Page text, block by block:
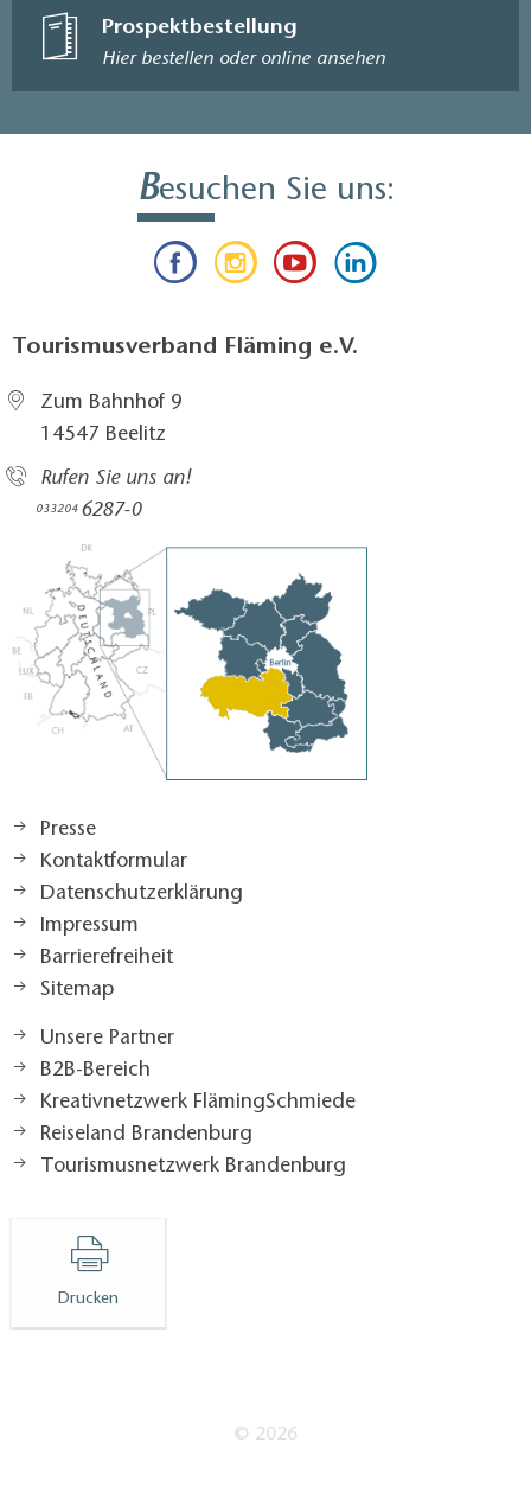
Prospektbestellung
Hier bestellen oder online ansehen
Besuchen Sie uns:
Tourismusverband Fläming e.V.
Zum Bahnhof 9
14547 Beelitz
Rufen Sie uns an!
033204 6287-0
Presse
Kontaktformular
Datenschutzerklärung
Impressum
Barrierefreiheit
Sitemap
Unsere Partner
B2B-Bereich
Kreativnetzwerk FlämingSchmiede
Reiseland Brandenburg
Tourismusnetzwerk Brandenburg
Drucken
© 2026